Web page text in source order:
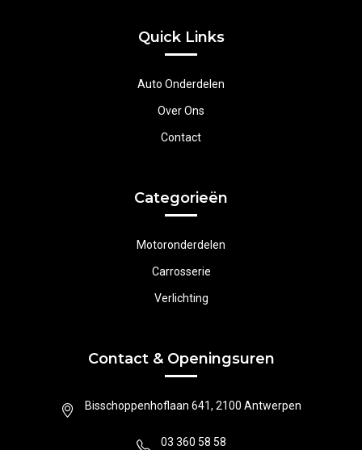
Quick Links
Auto Onderdelen
Over Ons
Contact
Categorieën
Motoronderdelen
Carrosserie
Verlichting
Contact & Openingsuren
Bisschoppenhoflaan 641, 2100 Antwerpen
03 360 58 58